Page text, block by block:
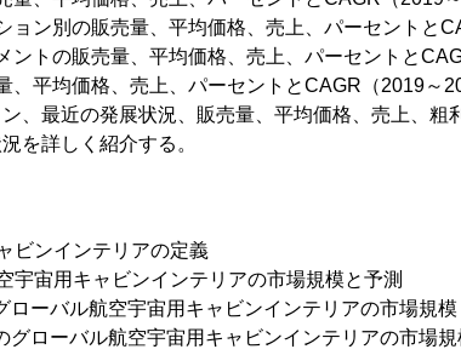
ョン別の販売量、平均価格、売上、パーセントと
ントの販売量、平均価格、売上、パーセントと
、平均価格、売上、パーセントとCAGR（2019～
、最近の発展状況、販売量、平均価格、売上、粗
を詳しく紹介する。
ビンインテリアの定義
宇宙用キャビンインテリアの市場規模と予測
バル航空宇宙用キャビンインテリアの市場規模
ーバル航空宇宙用キャビンインテリアの市場規